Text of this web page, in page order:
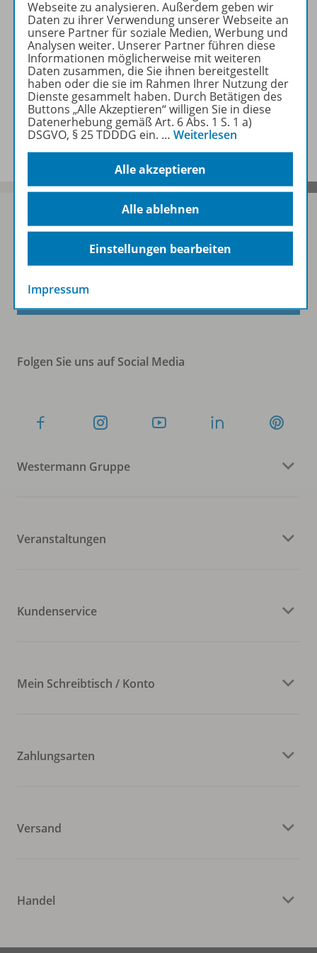
Zugehörige Produkte
Inhaltsverzeichnis
Benachrichtigungs-Service
Sofort profitieren
Zum Newsletter anmelden
Folgen Sie uns auf Social Media
Westermann Gruppe
Veranstaltungen
Kundenservice
Mein Schreibtisch / Konto
Zahlungsarten
Versand
Handel
Webseite zu analysieren. Außerdem geben wir
Daten zu ihrer Verwendung unserer Webseite an
unsere Partner für soziale Medien, Werbung und
Analysen weiter. Unserer Partner führen diese
Informationen möglicherweise mit weiteren
Daten zusammen, die Sie ihnen bereitgestellt
haben oder die sie im Rahmen Ihrer Nutzung der
Dienste gesammelt haben. Durch Betätigen des
Buttons „Alle Akzeptieren“ willigen Sie in diese
Datenerhebung gemäß Art. 6 Abs. 1 S. 1 a)
DSGVO, § 25 TDDDG ein. … Weiterlesen
Alle akzeptieren
Alle ablehnen
Einstellungen bearbeiten
Impressum